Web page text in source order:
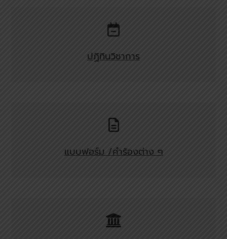
ปฏิทินวิชาการ
แบบฟอร์ม /คำร้องต่าง ๆ